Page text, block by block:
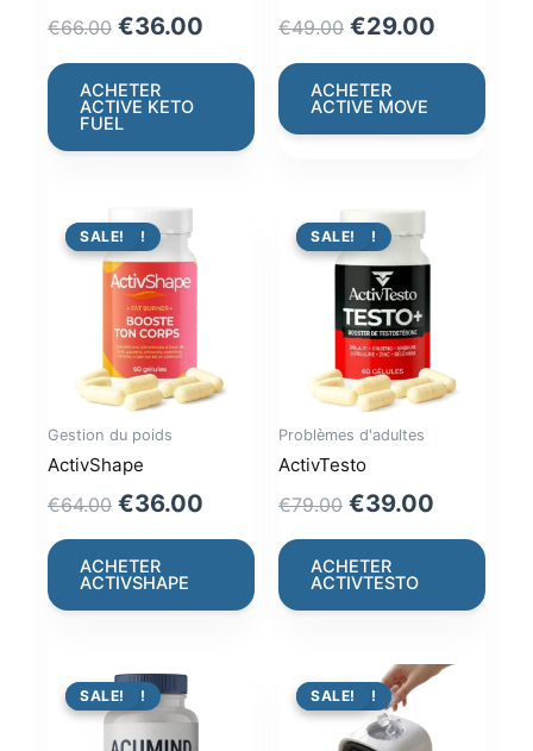
€66.00 Original
price
was:
€66.00.
€36.00 Current
price
€36.00.
ACHETER
ACTIVE KETO
FUEL
€49.00 Original
price
was:
€49.00.
€29.00
price
€29.00.
ACHETER
ACTIVE MOVE
PROMO !
SALE!
Gestion du poids
ActivShape
€64.00 Original
price
was:
€64.00.
€36.00 Current
price
€36.00.
ACHETER
ACTIVSHAPE
PROMO !
SALE!
Problèmes d'adultes
ActivTesto
€79.00 Original
price
was:
€79.00.
€39.00
price
€39.00.
ACHETER
ACTIVTESTO
PROMO !
SALE! PROMO !
SALE!